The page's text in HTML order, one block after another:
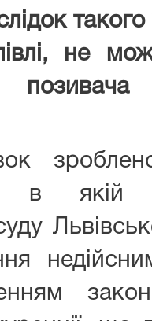
не
якій